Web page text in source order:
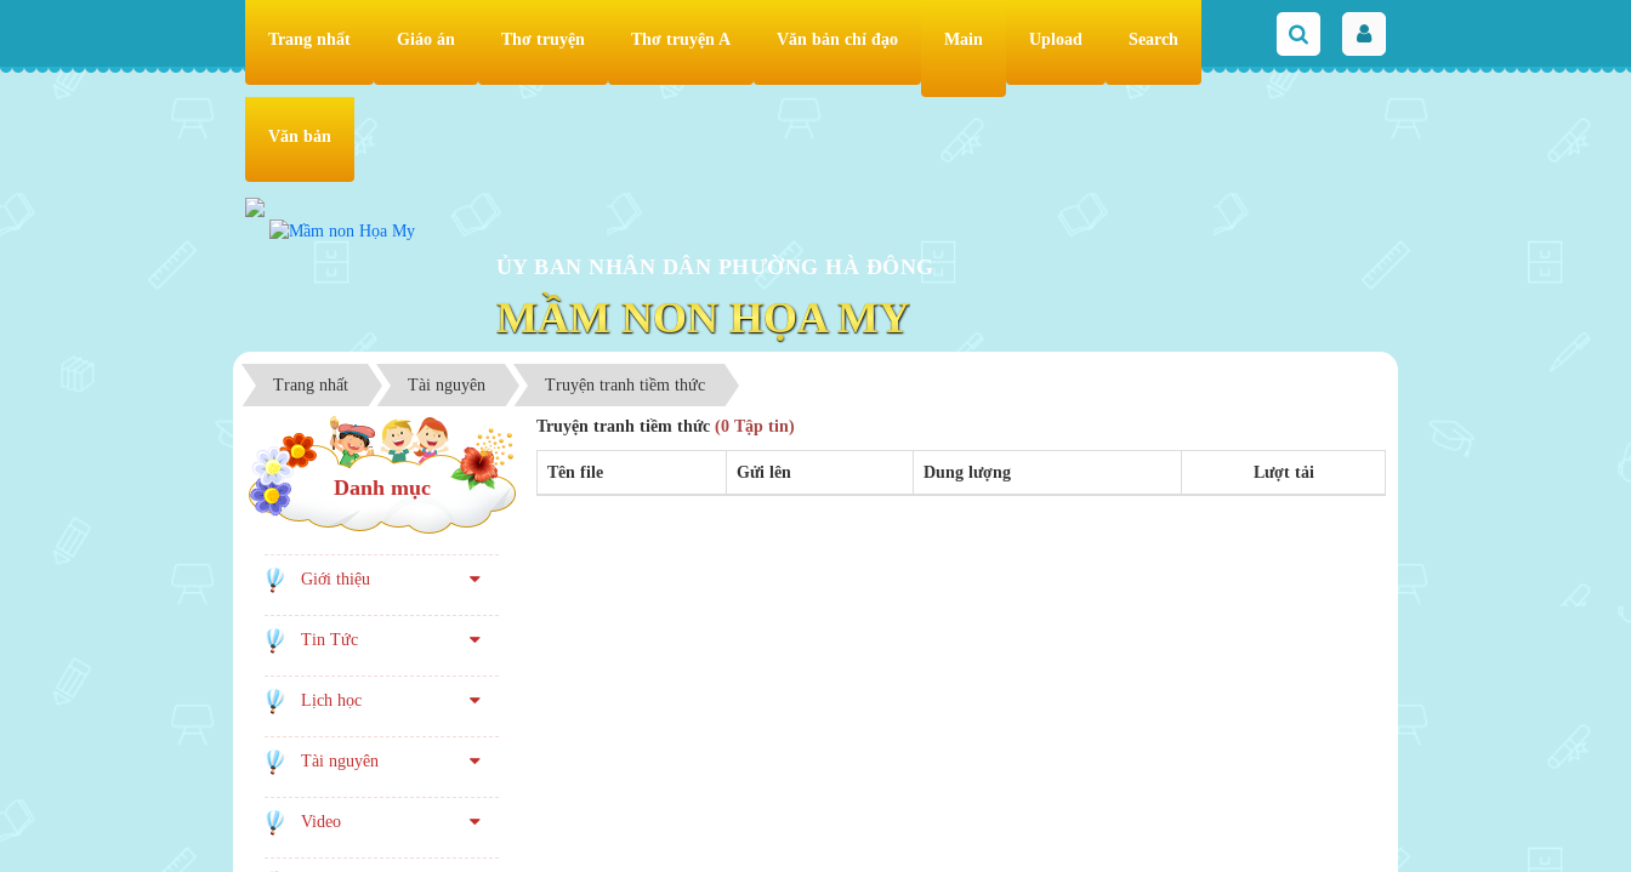
Trang nhất Giáo án Thơ truyện Thơ truyện A Văn bản chỉ đạo Main Upload Search
Văn bản
ỦY BAN NHÂN DÂN PHƯỜNG HÀ ĐÔNG
MẦM NON HỌA MY
Trang nhất Tài nguyên Truyện tranh tiềm thức
Truyện tranh tiềm thức (0 Tập tin)
Tên file Gửi lên Dung lượng Lượt tải
Danh mục
Giới thiệu
Tin Tức
Lịch học
Tài nguyên
Video